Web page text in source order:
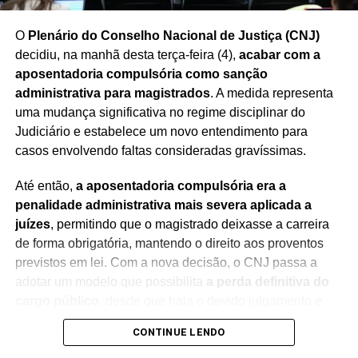
O Plenário do Conselho Nacional de Justiça (CNJ)
decidiu, na manhã desta terça-feira (4), acabar com a
aposentadoria compulsória como sanção
administrativa para magistrados. A medida representa
uma mudança significativa no regime disciplinar do
Judiciário e estabelece um novo entendimento para
casos envolvendo faltas consideradas gravíssimas.
Até então, a aposentadoria compulsória era a
penalidade administrativa mais severa aplicada a
juízes, permitindo que o magistrado deixasse a carreira
de forma obrigatória, mantendo o direito aos proventos
previstos em lei. Com a nova decisão, o CNJ passa a
observância das regras constitucionais.
CONTINUE LENDO